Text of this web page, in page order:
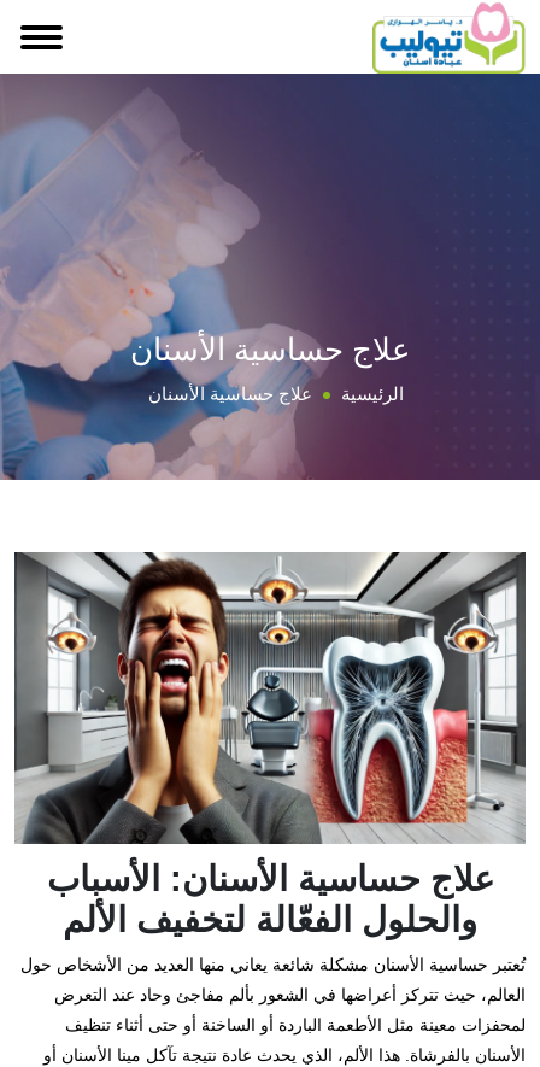
علاج حساسية الأسنان
الرئيسية علاج حساسية الأسنان
علاج حساسية الأسنان: الأسباب
والحلول الفعّالة لتخفيف الألم
تُعتبر حساسية الأسنان مشكلة شائعة يعاني منها العديد من الأشخاص حول
العالم، حيث تتركز أعراضها في الشعور بألم مفاجئ وحاد عند التعرض
لمحفزات معينة مثل الأطعمة الباردة أو الساخنة أو حتى أثناء تنظيف
الأسنان بالفرشاة. هذا الألم، الذي يحدث عادة نتيجة تآكل مينا الأسنان أو